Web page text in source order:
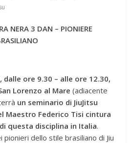
NERA 3 DAN – PIONIERE
dalle ore 9.30 – alle ore 12.30,
Lorenzo al Mare (adiacente
un seminario di JiuJitsu
Maestro Federico Tisi cintura
questa disciplina in Italia.
pionieri dello stile brasiliano di Jiu